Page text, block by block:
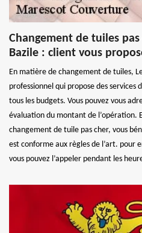
Changement de tuiles
Bazile : client vous
En matière de changement de tuiles,
professionnel qui propose des services
tous les budgets. Vous pouvez vous
évaluation du montant de l’opération.
changement de tuile pas cher, vous
est conforme aux règles de l’art. pour
vous pouvez l’appeler pendant les